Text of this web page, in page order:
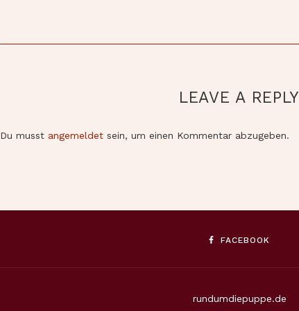
LEAVE A REPLY
Du musst angemeldet sein, um einen Kommentar abzugeben.
FACEBOOK
rundumdiepuppe.de